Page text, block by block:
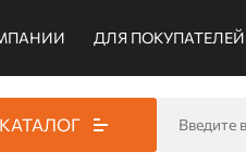
ДЛЯ ПОКУПАТЕЛЕЙ
КАТАЛОГ